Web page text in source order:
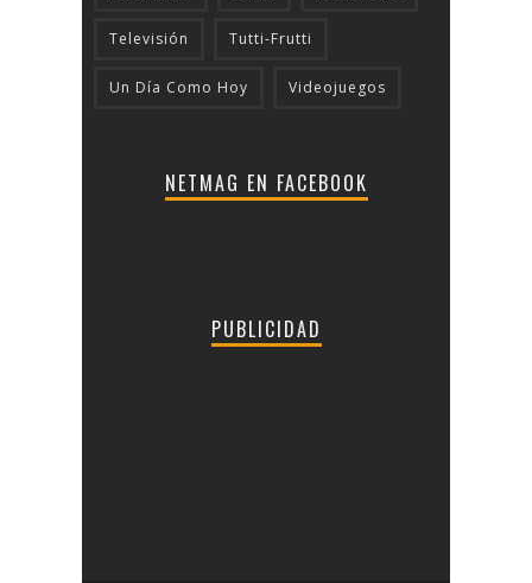
Televisión Tutti-Frutti
Un Día Como Hoy Videojuegos
NETMAG EN FACEBOOK
PUBLICIDAD